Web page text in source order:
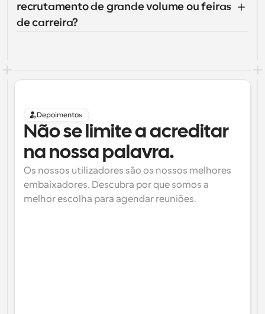
recrutamento de grande volume ou feiras
de carreira?
Depoimentos
Não se limite a acreditar
na nossa palavra.
Os nossos utilizadores são os nossos melhores
embaixadores. Descubra por que somos a
melhor escolha para agendar reuniões.